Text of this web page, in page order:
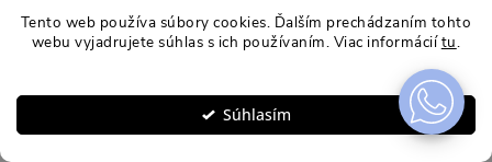
Tento web používa súbory cookies. Ďalším prechádzaním tohto
webu vyjadrujete súhlas s ich používaním. Viac informáciítu.
Súhlasím